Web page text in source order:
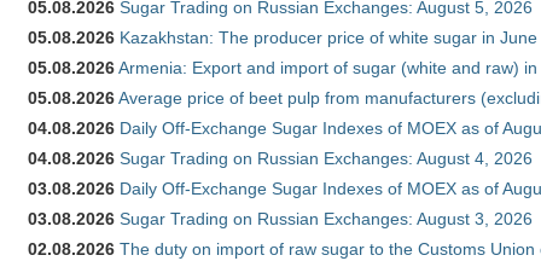
05.08.2026 Sugar Trading on Russian Exchanges: August 5, 2026
05.08.2026 Kazakhstan: The producer price of white sugar in
05.08.2026Armenia: Export and import of sugar (white and raw)
05.08.2026Average price of beet pulp from manufacturers
04.08.2026 Daily Off-Exchange Sugar Indexes of MOEX as of
04.08.2026 Sugar Trading on Russian Exchanges: August 4, 2026
03.08.2026 Daily Off-Exchange Sugar Indexes of MOEX as of
03.08.2026 Sugar Trading on Russian Exchanges: August 3, 2026
02.08.2026 The duty on import of raw sugar to the Customs